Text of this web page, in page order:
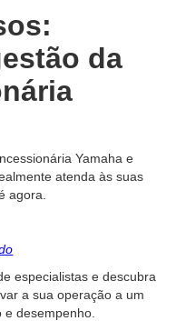
da
Yamaha e
atenda às suas
agora.
especialistas e descubra
a sua operação a um
desempenho.